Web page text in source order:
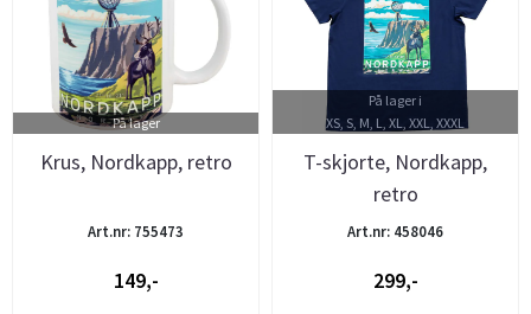
På lager
Krus, Nordkapp, retro
Art.nr: 755473
149,-
På lager i
XS, S, M, L, XL, XXL, XXXL
T-skjorte, Nordkapp,
retro
Art.nr: 458046
299,-